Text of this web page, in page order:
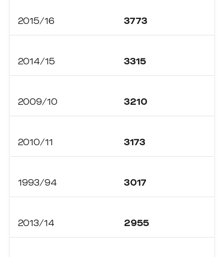
2015/16 3773
2014/15 3315
2009/10 3210
2010/11 3173
1993/94 3017
2013/14 2955